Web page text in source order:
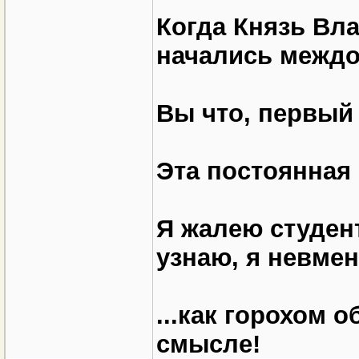
Когда Князь
начались
Вы что, первый
Эта
Я жалею
узнаю, я
...как горохом
смысле!